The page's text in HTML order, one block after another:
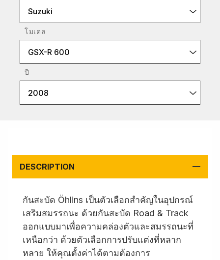
Suzuki
โมเดล
GSX-R 600
ปี
2008
DESCRIPTION
กันสะบัด Öhlins เป็นตัวเลือกสำคัญในอุปกรณ์
เสริมสมรรถนะ ด้วยกันสะบัด Road & Track
ออกแบบมาเพื่อความคล่องตัวและสมรรถนะที่
เหนือกว่า ด้วยตัวเลือกการปรับแต่งที่หลาก
หลาย ให้คุณตั้งค่าได้ตามต้องการ